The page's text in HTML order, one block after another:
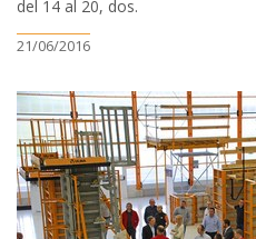
del 14 al 20, dos.
21/06/2016